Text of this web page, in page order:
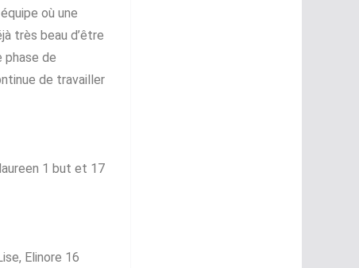
où une
très beau d’être
phase de
de travailler
1 but et 17
Elinore 16